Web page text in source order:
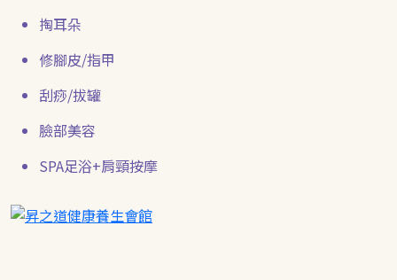
掏耳朵
修腳皮/指甲
刮痧/拔罐
臉部美容
SPA足浴+肩頸按摩